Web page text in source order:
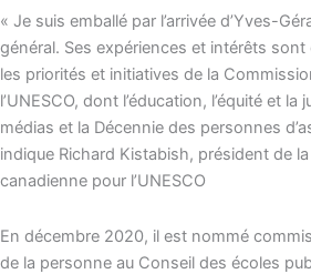
« Je suis emballé par l’arrivée d’Yves-
général. Ses expériences et intérêts
les priorités et initiatives de la
l’UNESCO, dont l’éducation, l’équité et
médias et la Décennie des personnes
indique Richard Kistabish, président de
canadienne pour l’UNESCO
En décembre 2020, il est nommé
de la personne au Conseil des écoles